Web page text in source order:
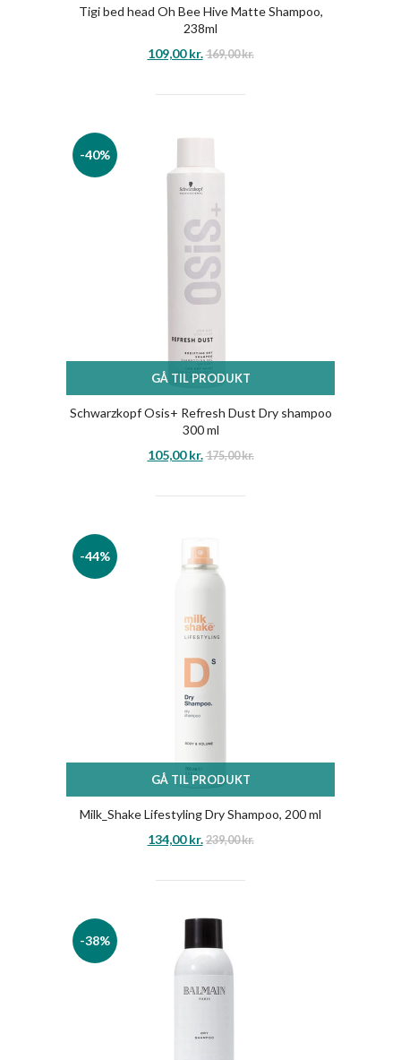
Tigi bed head Oh Bee Hive Matte Shampoo,
238ml
109,00kr. 169,00kr.
-40%
GÅ TIL PRODUKT
Schwarzkopf Osis+ Refresh Dust Dry shampoo
300 ml
105,00kr. 175,00kr.
-44%
GÅ TIL PRODUKT
Milk_Shake Lifestyling Dry Shampoo, 200 ml
134,00kr. 239,00kr.
-38%